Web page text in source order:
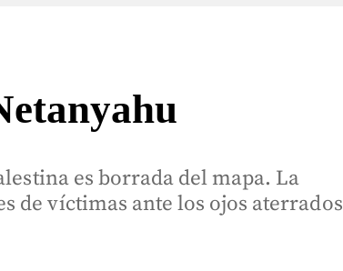
es borrada del mapa. La
de víctimas ante los ojos aterrados